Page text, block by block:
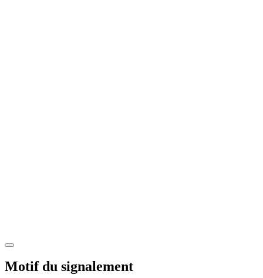
Motif du signalement